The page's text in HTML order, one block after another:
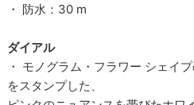
・ 防水：30 m
ダイアル
・ モノグラム・フラワー シェイ
をスタンプした、